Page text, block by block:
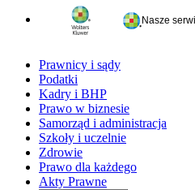
Nasze
Prawnicy i sądy
Podatki
Kadry i BHP
Prawo w biznesie
Samorząd i administracja
Szkoły i uczelnie
Zdrowie
Prawo dla każdego
Akty Prawne